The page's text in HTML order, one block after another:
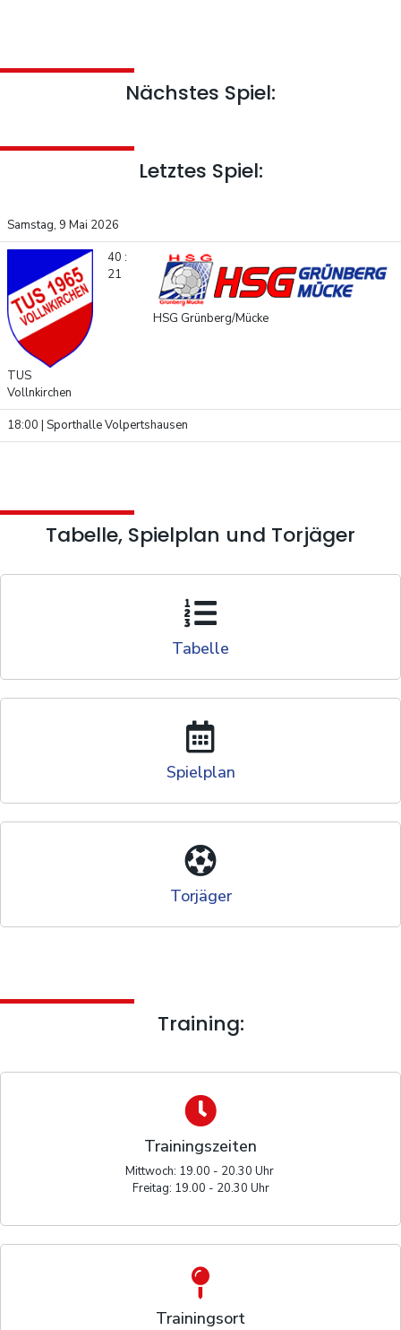
Nächstes Spiel:
Letztes Spiel:
Samstag, 9 Mai 2026
TUS
Vollnkirchen
40 :
21
HSG Grünberg/Mücke
18:00 | Sporthalle Volpertshausen
Tabelle, Spielplan und Torjäger
Tabelle
Spielplan
Torjäger
Training:
Trainingszeiten
Mittwoch: 19.00 - 20.30 Uhr
Freitag: 19.00 - 20.30 Uhr
Trainingsort